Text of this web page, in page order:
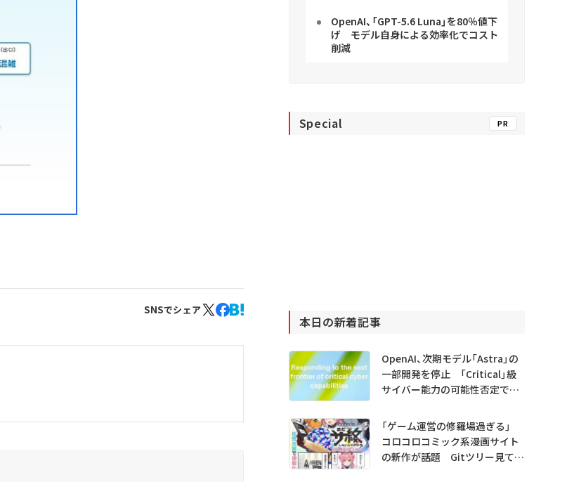
SNSでシェア
OpenAI、「GPT-5.6 Luna」を80％値下
げ モデル自身による効率化でコスト
削減
Special PR
本日の新着記事
OpenAI、次期モデル「Astra」の
一部開発を停止 「Critical」級
サイバー能力の可能性否定でき
「ゲーム運営の修羅場過ぎる」
コロコロコミック系漫画サイト
の新作が話題 Gitツリー見てガ